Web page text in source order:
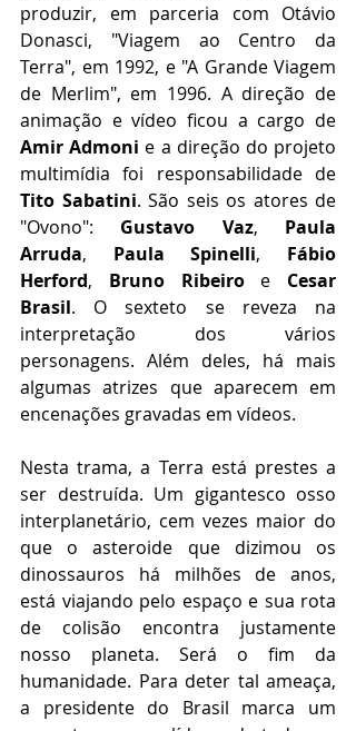
produzir, em parceria com Otávio
Donasci, "Viagem ao Centro da
Terra", em 1992, e "A Grande Viagem
de Merlim", em 1996. A direção de
Amir Admoni e a direção do projeto
Tito Sabatini. São seis os atores de
"Ovono": Gustavo Vaz, Paula
Arruda, Paula Spinelli, Fábio
Herford, Bruno Ribeiro e Cesar
Brasil. O sexteto se reveza na
interpretação dos vários
personagens. Além deles, há mais
algumas atrizes que aparecem em
encenações gravadas em vídeos.
Nesta trama, a Terra está prestes a
ser destruída. Um gigantesco osso
interplanetário, cem vezes maior do
que o asteroide que dizimou os
dinossauros há milhões de anos,
está viajando pelo espaço e sua rota
de colisão encontra justamente
nosso planeta. Será o fim da
humanidade. Para deter tal ameaça,
a presidente do Brasil marca um